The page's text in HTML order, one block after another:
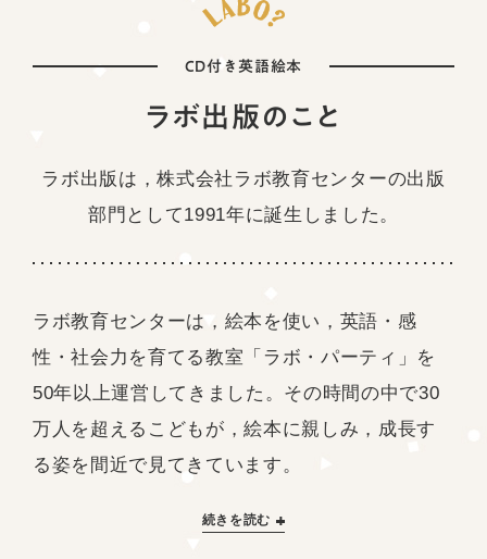
CD付き英語絵本
ラボ出版のこと
ラボ出版は，株式会社ラボ教育センターの出版
部門として1991年に誕生しました。
ラボ教育センターは，絵本を使い，英語・感
性・社会力を育てる教室「ラボ・パーティ」を
50年以上運営してきました。その時間の中で30
万人を超えるこどもが，絵本に親しみ，成長す
る姿を間近で見てきています。
続きを読む